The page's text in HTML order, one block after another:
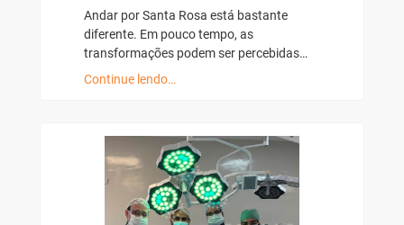
Andar por Santa Rosa está bastante
diferente. Em pouco tempo, as
transformações podem ser percebidas…
Continue lendo…